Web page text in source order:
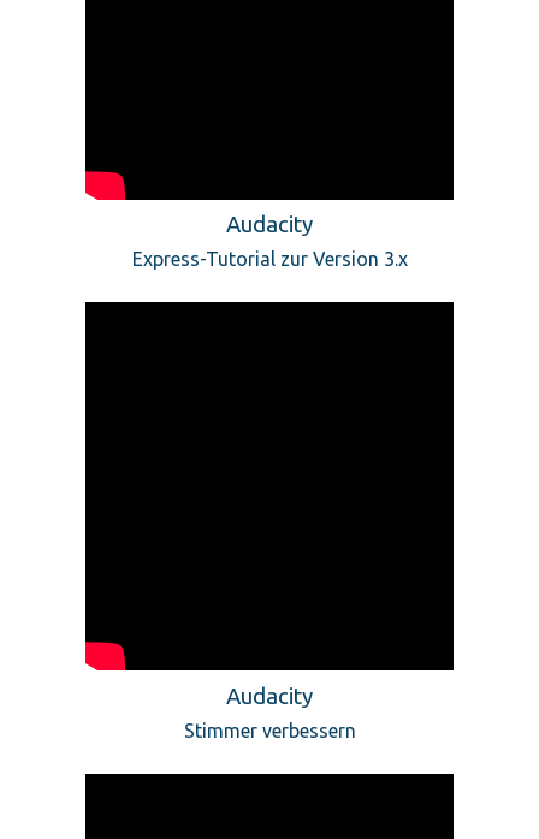
Audacity
Express-Tutorial zur Version 3.x
Audacity
Stimmer verbessern